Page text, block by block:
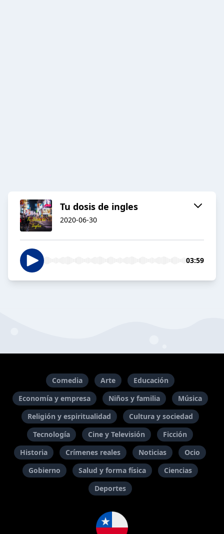
Tu dosis de ingles
2020-06-30
03:59
Comedia Arte
Educación
Economía y empresa
Niños y familia
Música
Religión y espiritualidad
Cultura y sociedad
Tecnología
Cine y Televisión
Ficción
Historia
Crímenes reales Noticias
Ocio
Gobierno
Salud y forma física
Ciencias
Deportes